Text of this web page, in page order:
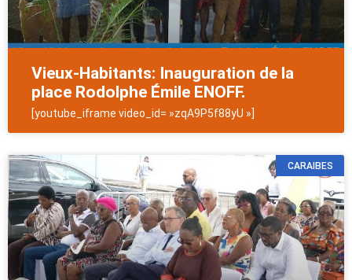
Vieux-Habitants: Inauguration de la
place Rodolphe Émile ENOFF.
[youtube_iframe video_id= »zqA9P5f88yU »]
CARAIBES